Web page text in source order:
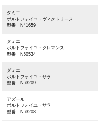
ダミエ
ポルトフォイユ・ヴィクトリーヌ
型番：N41659
ダミエ
ポルトフォイユ・クレマンス
型番：N60534
ダミエ
ポルトフォイユ・サラ
型番：N63209
アズール
ポルトフォイユ・サラ
型番：N63208